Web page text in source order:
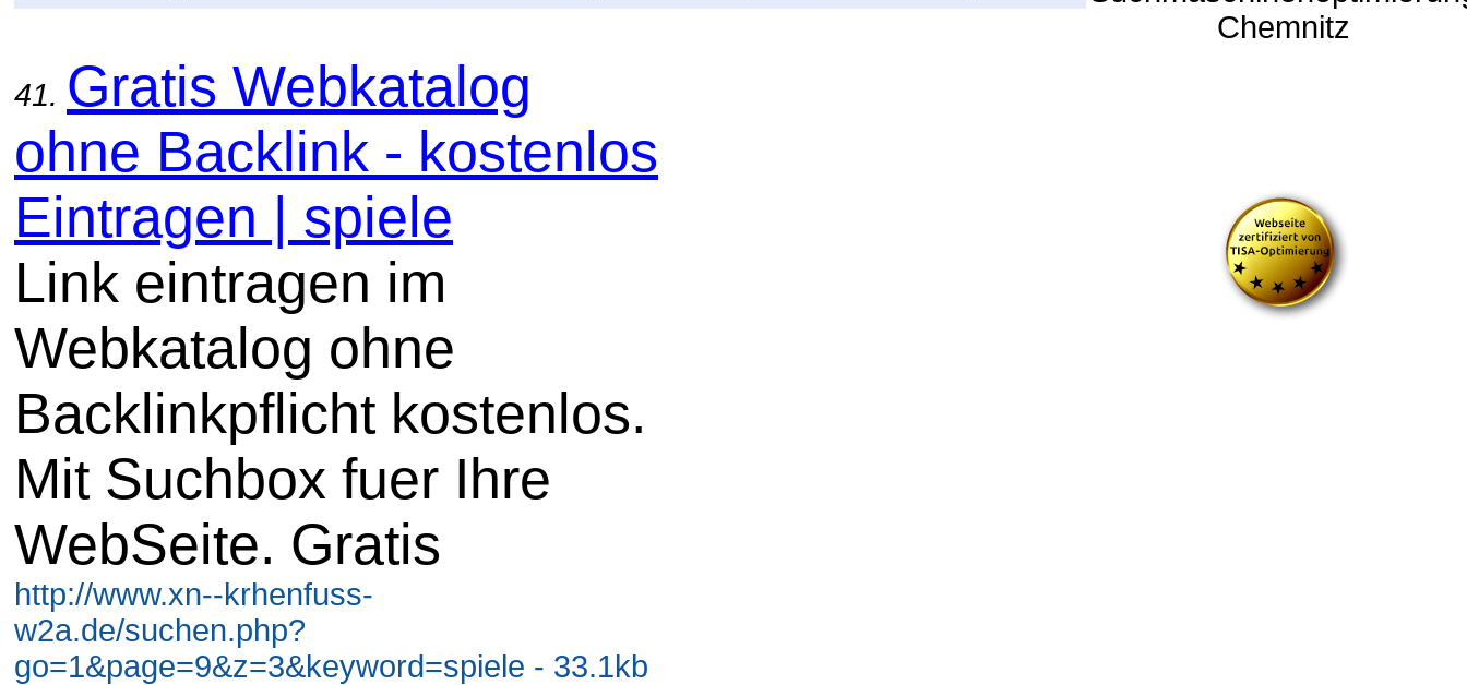
41. Gratis Webkatalog
ohne Backlink - kostenlos
Eintragen | spiele
Link eintragen im
Webkatalog ohne
Backlinkpflicht kostenlos.
Mit Suchbox fuer Ihre
WebSeite. Gratis
http://www.xn--krhenfuss-
w2a.de/suchen.php?
go=1&page=9&z=3&keyword=spiele - 33.1kb
Chemnitz